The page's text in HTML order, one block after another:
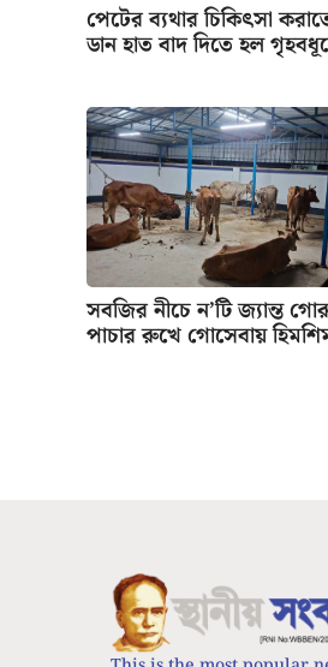
পেটের ব্যথার চিকিৎসা
ডান হাত বাদ দিতে হল
সবজির নীচে ন’টি জ্যান্ত
পাচার রুখে গোসেবায়